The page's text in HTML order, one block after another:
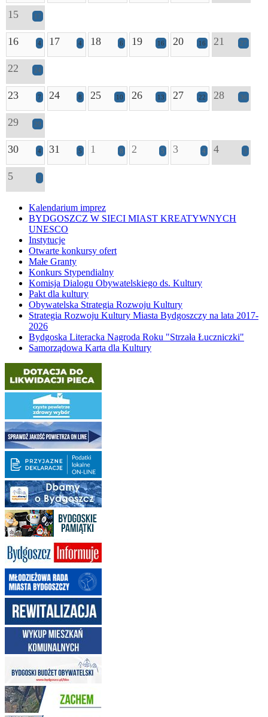
15 17
16 4 17 4 18 6 19 16 20 16 21 27
22 24
23 7 24 8 25 10 26 13 27 22 28 36
29 29
30 4 31 5 1 8 2 5 3 4 4 3
5 2
Kalendarium imprez
BYDGOSZCZ W SIECI MIAST KREATYWNYCH
UNESCO
Instytucje
Otwarte konkursy ofert
Małe Granty
Konkurs Stypendialny
Komisja Dialogu Obywatelskiego ds. Kultury
Pakt dla kultury
Obywatelska Strategia Rozwoju Kultury
Strategia Rozwoju Kultury Miasta Bydgoszczy na lata 2017-
2026
Bydgoska Literacka Nagroda Roku "Strzała Łuczniczki"
Samorządowa Karta dla Kultury